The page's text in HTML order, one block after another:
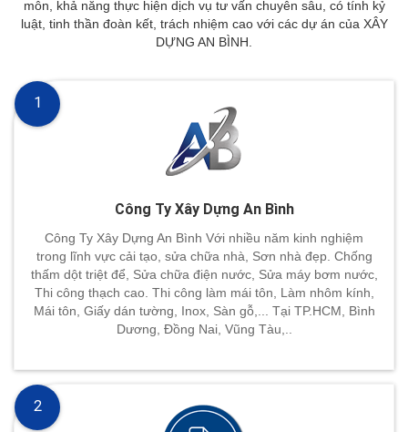
môn, khả năng thực hiện dịch vụ tư vấn chuyên sâu, có tính kỷ
luật, tinh thần đoàn kết, trách nhiệm cao với các dự án của XÂY
DỰNG AN BÌNH.
Công Ty Xây Dựng An Bình
Công Ty Xây Dựng An Bình Với nhiều năm kinh nghiệm
trong lĩnh vực cải tạo, sửa chữa nhà, Sơn nhà đẹp. Chống
thấm dột triệt để, Sửa chữa điện nước, Sửa máy bơm nước,
Thi công thạch cao. Thi công làm mái tôn, Làm nhôm kính,
Mái tôn, Giấy dán tường, Inox, Sàn gỗ,... Tại TP.HCM, Bình
Dương, Đồng Nai, Vũng Tàu,..
1
2